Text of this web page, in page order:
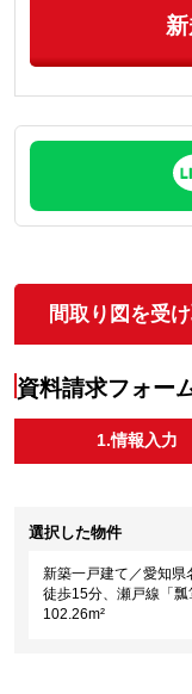
間取り図を受
資料請求フォー
1.情報入力
選択した物件
新築一戸建て／愛知県
徒歩15分、瀬戸線「
102.26m²